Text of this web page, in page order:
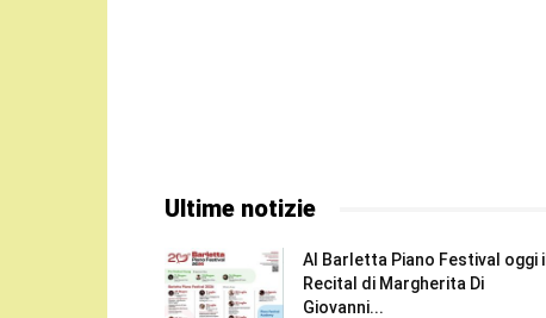
Ultime notizie
Al Barletta Piano Festival oggi il
Recital di Margherita Di
Giovanni...